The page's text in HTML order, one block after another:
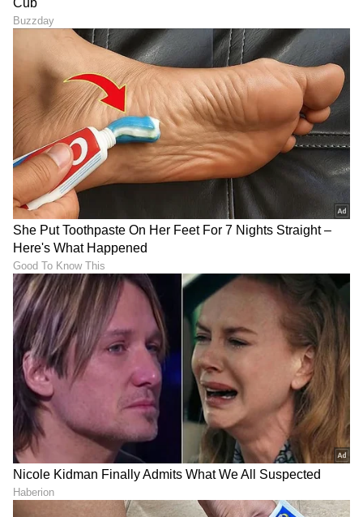
ಪಂದ್ಯದಲ್ಲಿ ಕಣಕ್ಕಿಳಿಯುವುದು ಬಹುತೇಕ ಖಚಿತವಾಗಿದೆ.
10
11
10. ಮೊಹಮ್ಮದ್ ಶಮಿ